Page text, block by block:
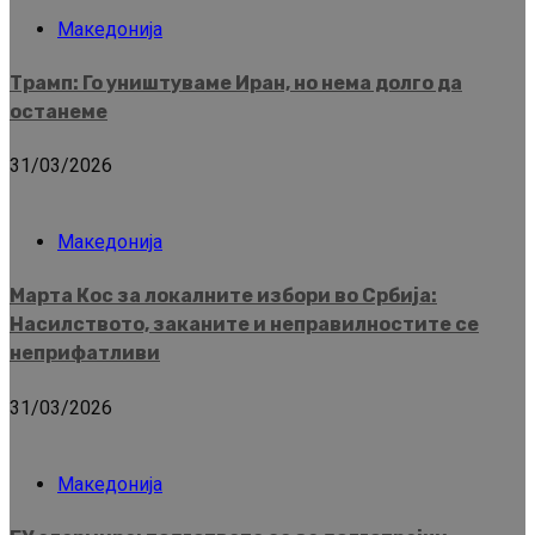
Македонија
Трамп: Го уништуваме Иран, но нема долго да
останеме
31/03/2026
Македонија
Марта Кос за локалните избори во Србија:
Насилството, заканите и неправилностите се
неприфатливи
31/03/2026
Македонија